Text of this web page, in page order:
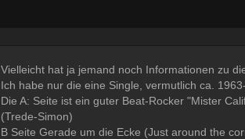
Vielleicht hat ja jemand noch Informationen zu
Ich habe nur die eine Single, vermutlich ca.
Die A: Seite ist ein guter Beat-Rocker "Mister
(Trede-Simon)
B Seite Gerade um die Ecke (Just around the